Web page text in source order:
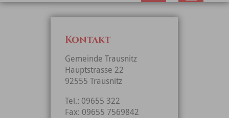
Kontakt
Gemeinde Trausnitz
Hauptstrasse 22
92555 Trausnitz
Tel.: 09655 322
Fax: 09655 7569842